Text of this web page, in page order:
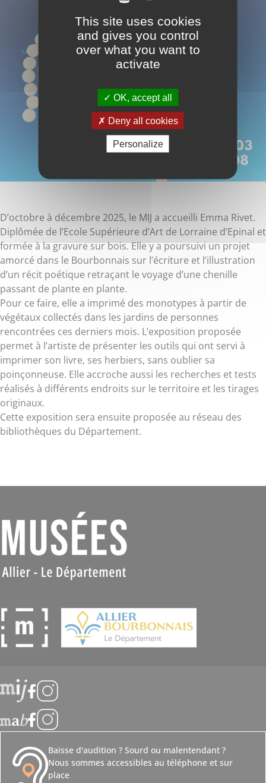
D’octobre à décembre 2025, le MIJ a accueilli Emma Rivet.
Diplômée de l’Ecole Supérieure d’Art de Lorraine d’Epinal et
formée à la gravure sur bois. Elle y a poursuivi un projet
amorcé dans le Bourbonnais sur l’écriture et l’illustration
d’un récit poétique retraçant le voyage d’une chenille
passant de plante en plante.
Pour ce faire, elle a imprimé des monotypes à partir de
végétaux collectés dans les jardins de personnes
rencontrées ces derniers mois. L’exposition proposée
permet à l’artiste de présenter les outils qui ont servi à
imprimer son livre, ses herbiers, sans oublier sa
poinçonneuse. Elle accroche aussi les recherches et tests
réalisés à différents endroits sur le territoire et les tirages
originaux.
Cette exposition sera ensuite proposée au réseau des
bibliothèques du Département.
Baisse d'audition ? Sourd ou malentendant ?
Nous sommes accessibles au téléphone et sur
place
This site uses cookies
and gives you control
over what you want to
activate
OK, accept all
Deny all cookies
Personalize